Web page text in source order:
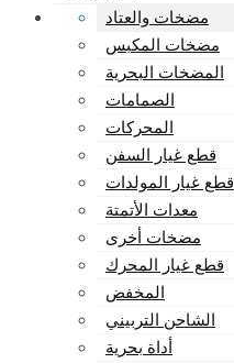
مضخات والعتاد
مضخات المكبس
المضخات البحرية
الصمامات
المحركات
قطع غيار السفن
قطع غيار المولدات
معدات الأتمتة
مضخات أخرى
قطع غيار المحرك
المخفض
الشاحن التربيني
أداة بحرية